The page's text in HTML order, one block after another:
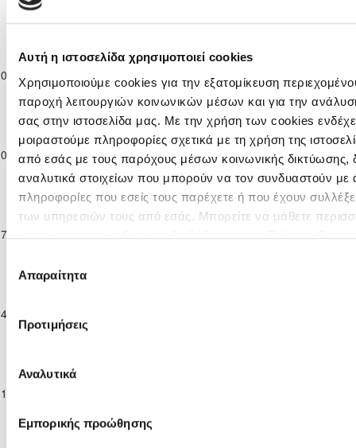
Αυτή η ιστοσελίδα χρησιμοποιεί cookies
Χρησιμοποιούμε cookies για την εξατομίκευση
παροχή λειτουργιών κοινωνικών μέσων και για την
σας στην ιστοσελίδα μας. Με την χρήση των cookies
μοιραστούμε πληροφορίες σχετικά με τη χρήση της
από εσάς με τους παρόχους μέσων κοινωνικής δικτύωσης,
αναλυτικά στοιχείων που μπορούν να τον συνδυαστούν με
πληροφορίες που εσείς τους παρέχετε ή που έχουν
των υπηρεσιών τους από εσάς. Μπορείτε να μάθετε
συγκατάθεσης
Απαραίτητα
Προτιμήσεις
Αναλυτικά
Εμπορικής προώθησης
2025/26
12-2025
Κατηγορία
Παίδων
Κ-16
2025/26
ΑΕΛ ΛΕΜΕΣΟΥ 1
ΛΕΥΚΩΣΙΑΣ
90'
01-2026
Ανώτατη
Κατηγορία
Παίδων
Κ-16
2025/26
ΑΠΟΛΛΩΝΑΣ
ΛΕΜΕΣΟΥ0 4 ΑΕΛ ΛΕΜΕΣΟΥ 90'
01-2026
Ανώτατη
Κατηγορία
ΑΡΗΣ
01-2026
Ανώτατη
Κ-16
01-2026
Κατηγορία
2025/26